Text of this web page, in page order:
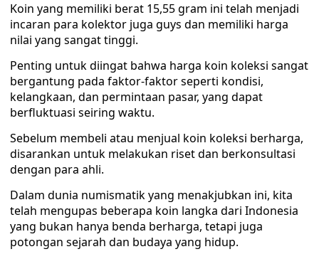
Koin yang memiliki berat 15,55 gram ini telah menjadi
incaran para kolektor juga guys dan memiliki harga
nilai yang sangat tinggi.
Penting untuk diingat bahwa harga koin koleksi sangat
bergantung pada faktor-faktor seperti kondisi,
kelangkaan, dan permintaan pasar, yang dapat
berfluktuasi seiring waktu.
Sebelum membeli atau menjual koin koleksi berharga,
disarankan untuk melakukan riset dan berkonsultasi
dengan para ahli.
Dalam dunia numismatik yang menakjubkan ini, kita
telah mengupas beberapa koin langka dari Indonesia
yang bukan hanya benda berharga, tetapi juga
potongan sejarah dan budaya yang hidup.